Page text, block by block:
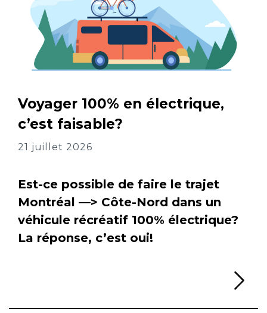
Voyager 100% en électrique,
c’est faisable?
21 juillet 2026
Est-ce possible de faire le trajet
Montréal —> Côte-Nord dans un
véhicule récréatif 100% électrique?
La réponse, c’est oui!